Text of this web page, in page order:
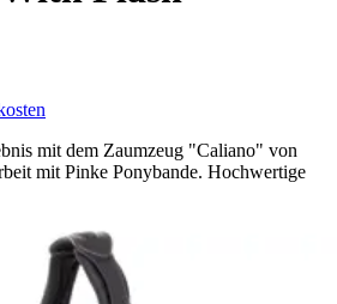
mit dem Zaumzeug "Caliano" von
mit Pinke Ponybande. Hochwertige